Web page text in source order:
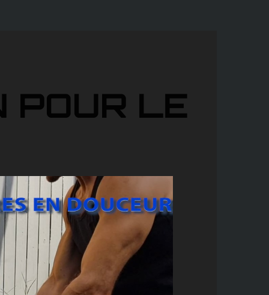
POUR LE